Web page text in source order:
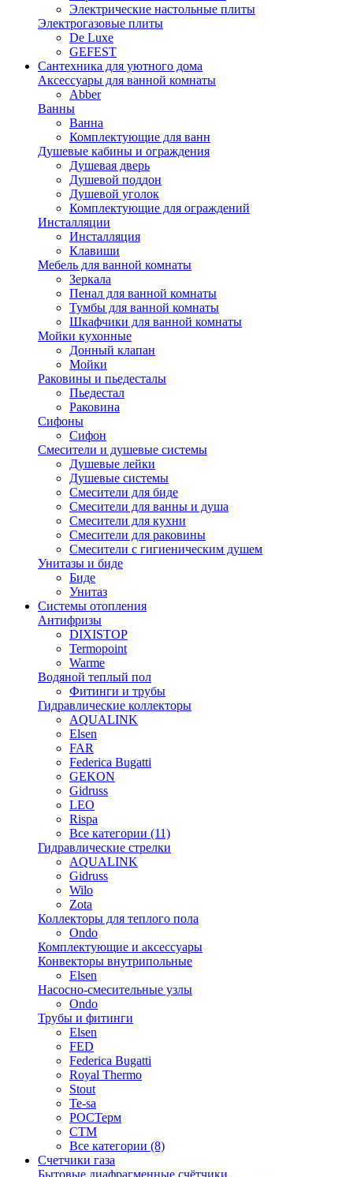
Электрические настольные плиты
Электрогазовые плиты
De Luxe
GEFEST
Сантехника для уютного дома
Аксессуары для ванной комнаты
Abber
Ванны
Ванна
Комплектующие для ванн
Душевые кабины и ограждения
Душевая дверь
Душевой поддон
Душевой уголок
Комплектующие для ограждений
Инсталляции
Инсталляция
Клавиши
Мебель для ванной комнаты
Зеркала
Пенал для ванной комнаты
Тумбы для ванной комнаты
Шкафчики для ванной комнаты
Мойки кухонные
Донный клапан
Мойки
Раковины и пьедесталы
Пьедестал
Раковина
Сифоны
Сифон
Смесители и душевые системы
Душевые лейки
Душевые системы
Смесители для биде
Смесители для ванны и душа
Смесители для кухни
Смесители для раковины
Смесители с гигиеническим душем
Унитазы и биде
Биде
Унитаз
Системы отопления
Антифризы
DIXISTOP
Termopoint
Warme
Водяной теплый пол
Фитинги и трубы
Гидравлические коллекторы
AQUALINK
Elsen
FAR
Federica Bugatti
GEKON
Gidruss
LEO
Rispa
Все категории (11)
Гидравлические стрелки
AQUALINK
Gidruss
Wilo
Zota
Коллекторы для теплого пола
Ondo
Комплектующие и аксессуары
Конвекторы внутрипольные
Elsen
Насосно-смесительные узлы
Ondo
Трубы и фитинги
Elsen
FED
Federica Bugatti
Royal Thermo
Stout
Te-sa
РОСТерм
СТМ
Все категории (8)
Счетчики газа
Бытовые диафрагменные счётчики